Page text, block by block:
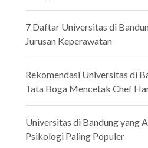
7 Daftar Universitas di
Jurusan Keperawatan
Rekomendasi Universitas di
Tata Boga Mencetak Chef
Universitas di Bandung yang
Psikologi Paling Populer